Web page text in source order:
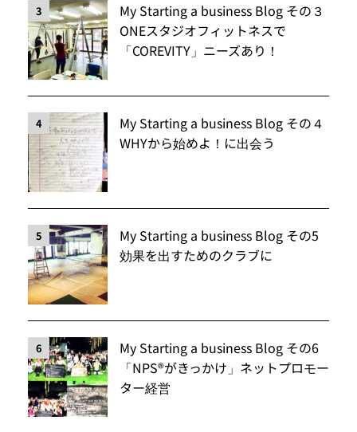
3
My Starting a business Blog その３
ONEスタジオフィットネスで
「COREVITY」ニーズあり！
4
My Starting a business Blog その４
WHYから始めよ！に出会う
5
My Starting a business Blog その5
効果を出すためのクラブに
6
My Starting a business Blog その6
「NPS®️がきっかけ」ネットプロモー
ター経営